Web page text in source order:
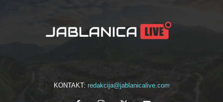
KONTAKT: redakcija@jablanicalive.com